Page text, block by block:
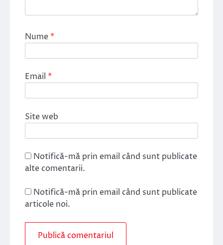
Nume*
Email *
Site web
Notifică-mă prin email când sunt publicate
alte comentarii.
Notifică-mă prin email când sunt publicate
articole noi.